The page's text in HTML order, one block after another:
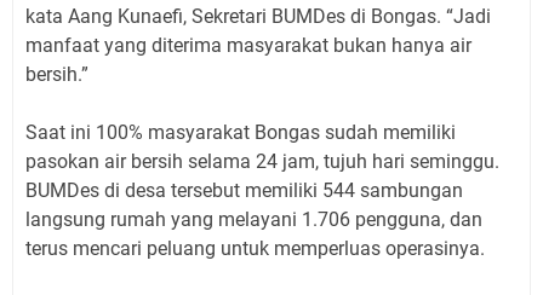
kata Aang Kunaefi, Sekretari BUMDes di Bongas. “Jadi
manfaat yang diterima masyarakat bukan hanya air
bersih.”
Saat ini 100% masyarakat Bongas sudah memiliki
pasokan air bersih selama 24 jam, tujuh hari seminggu.
BUMDes di desa tersebut memiliki 544 sambungan
langsung rumah yang melayani 1.706 pengguna, dan
terus mencari peluang untuk memperluas operasinya.